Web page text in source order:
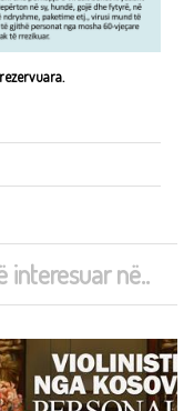
në..